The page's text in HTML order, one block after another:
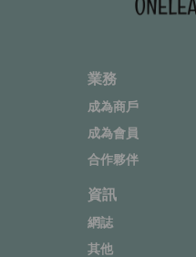
業務
成為商戶
成為會員
合作夥伴
資訊
網誌
其他